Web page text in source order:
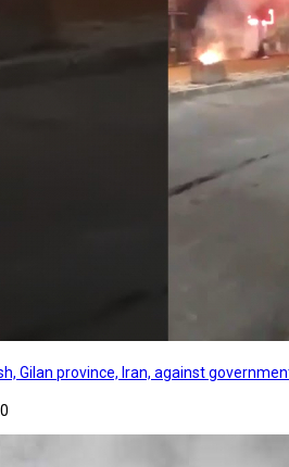
Gilan province, Iran, against